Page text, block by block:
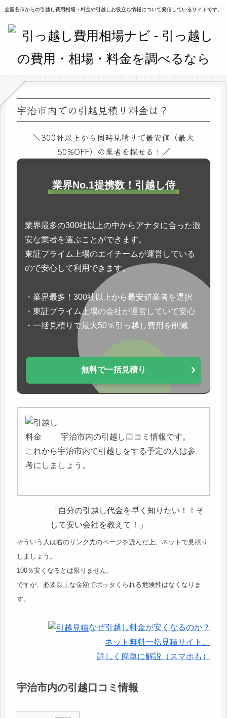
全国各市からの引越し費用相場・料金や引越しお役立ち情報について発信しているサイトです。
宇治市内での引越見積り料金は？
＼300社以上から同時見積りで最安値（最大
50%OFF）の業者を探せる！／
業界No.1提携数！引越し侍
業界最多の300社以上の中からアナタに合った激
安な業者を選ぶことができます。
東証プライム上場のエイチームが運営している
ので安心して利用できます。
・業界最多！300社以上から最安値業者を選択
・東証プライム上場の会社が運営していて安心
・一括見積りで最大50％引っ越し費用を削減
無料で一括見積り
宇治市内の引越し口コミ情報です。
これから宇治市内で引越しをする予定の人は参
考にしましょう。
「自分の引越し代金を早く知りたい！！そ
して安い会社を教えて！」
そういう人は右のリンク先のページを読んだ上、ネットで見積り
しましょう。
100％安くなるとは限りません。
ですが、必要以上な金額でボッタくられる危険性はなくなりま
す。
なぜ引越し料金が安くなるのか？
ネット無料一括見積サイト。
詳しく簡単に解説（スマホも）
宇治市内の引越口コミ情報